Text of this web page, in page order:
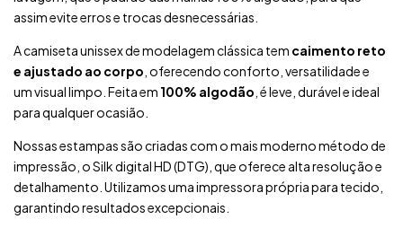
assim evite erros e trocas desnecessárias.
A camiseta unissex de modelagem clássica tem caimento reto
e ajustado ao corpo , oferecendo conforto, versatilidade e
um visual limpo. Feita em 100% algodão , é leve, durável e ideal
para qualquer ocasião.
Nossas estampas são criadas com o mais moderno método de
impressão, o Silk digital HD (DTG), que oferece alta resolução e
detalhamento. Utilizamos uma impressora própria para tecido,
garantindo resultados excepcionais.